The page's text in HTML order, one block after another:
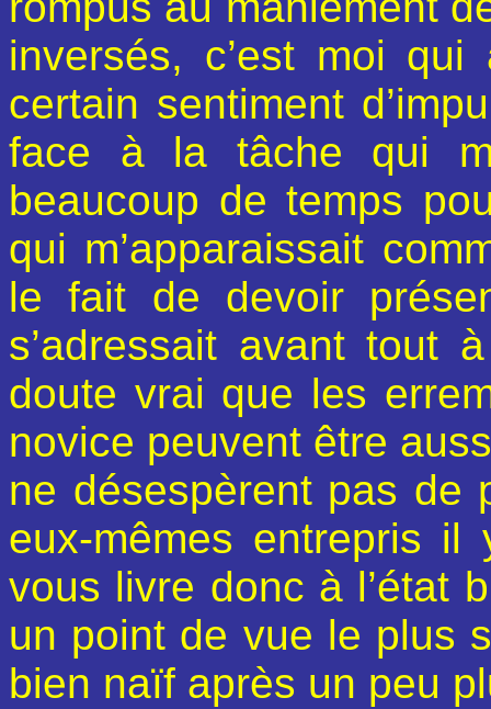
inversés, c’est moi
certain sentiment
face à la tâche qui
beaucoup de temps
qui m’apparaissait
le fait de devoir
s’adressait avant tout
doute vrai que les
novice peuvent être
ne désespèrent pas de
eux-mêmes entrepris
vous livre donc à l’état
un point de vue le plus
bien naïf après un peu